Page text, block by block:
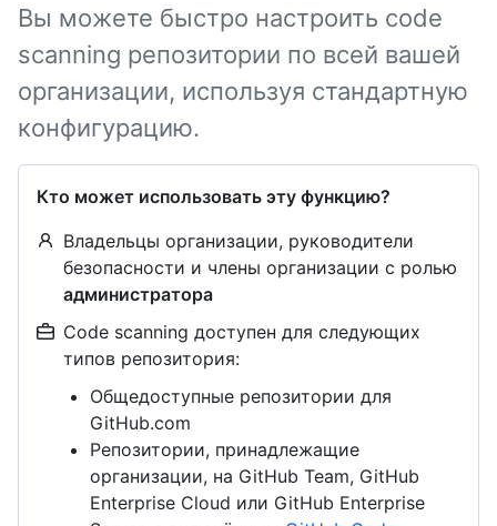
Вы можете быстро настроить code
scanning репозитории по всей вашей
организации, используя стандартную
конфигурацию.
Кто может использовать эту функцию?
Владельцы организации, руководители
безопасности и члены организации с ролью
администратора
Code scanning доступен для следующих
типов репозитория:
Общедоступные репозитории для
GitHub.com
Репозитории, принадлежащие
организации, на GitHub Team, GitHub
Enterprise Cloud или GitHub Enterprise